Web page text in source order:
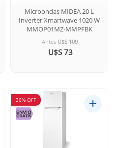
Microondas MIDEA 20 L
Inverter Xmartwave 1020 W
MMOP01MZ-MMPFBK
Antes U$S 109
U$S 73
30% OFF